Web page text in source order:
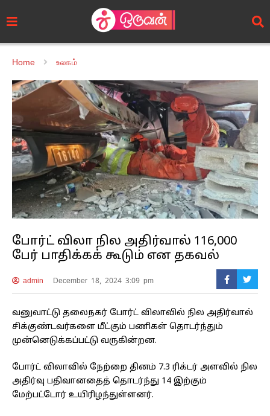
Home உலகம்
போர்ட் விலா நில அதிர்வால் 116,000
பேர் பாதிக்கக் கூடும் என தகவல்
admin December 18, 2024 3:09 pm
வனுவாட்டு தலைநகர் போர்ட் விலாவில் நில அதிர்வால்
சிக்குண்டவர்களை மீட்கும் பணிகள் தொடர்ந்தும்
முன்னெடுக்கப்பட்டு வருகின்றன.
போர்ட் விலாவில் நேற்றை தினம் 7.3 ரிக்டர் அளவில் நில
அதிர்வு பதிவானதைத் தொடர்ந்து 14 இற்கும்
மேற்பட்டோர் உயிரிழந்துள்ளனர்.